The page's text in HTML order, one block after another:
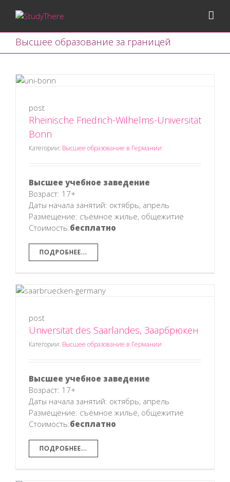
Высшее образование за границей
post
Rheinische Friedrich-Wilhelms-Universität
Bonn
Категории: Высшее образование в Германии
Высшее учебное заведение
Возраст: 17+
Даты начала занятий: октябрь, апрель
Размещение: съёмное жилье, общежитие
Стоимость:бесплатно
ПОДРОБНЕЕ...
post
Universität des Saarlandes, Заарбрюкен
Категории: Высшее образование в Германии
Высшее учебное заведение
Возраст: 17+
Даты начала занятий: октябрь, апрель
Размещение: съёмное жилье, общежитие
Стоимость:бесплатно
ПОДРОБНЕЕ...